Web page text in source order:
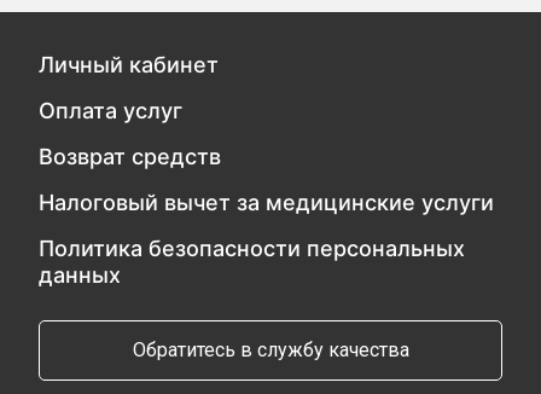
Личный кабинет
Оплата услуг
Возврат средств
Налоговый вычет за медицинские услуги
Политика безопасности персональных
данных
Обратитесь в службу качества